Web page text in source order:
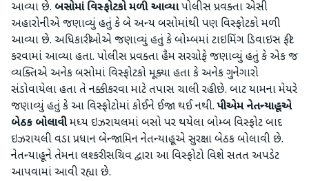
આવ્યા છે. બસોમાં વિસ્ફોટકો મળી આવ્યાપોલીસ પ્રવક્તા એસી
અહારોનીએ જણાવ્યું હતું કે બે અન્ય બસોમાંથી પણ વિસ્ફોટકો મળી
આવ્યા છે. અધિકારીઓએ જણાવ્યું હતું કે બોમ્બમાં ટાઇમિંગ ડિવાઇસ ફીટ
કરવામાં આવ્યા હતા. પોલીસ પ્રવક્તા હૈમ સરગ્રોફે જણાવ્યું હતું કે એક જ
વ્યક્તિએ અનેક બસોમાં વિસ્ફોટકો મૂક્યા હતા કે અનેક ગુનેગારો
સંડોવાયેલા હતા તે નક્કી કરવા માટે તપાસ ચાલી રહી છે. બાટ યામના મેયરે
જણાવ્યું હતું કે આ વિસ્ફોટોમાં કોઈને ઈજા થઈ નથી.પીએમ નેતન્યાહૂએ
બેઠક બોલાવીમધ્ય ઇઝરાયલમાં બસો પર થયેલા બોમ્બ વિસ્ફોટ બાદ
ઇઝરાયલી વડા પ્રધાન બેન્જામિન નેતન્યાહૂએ સુરક્ષા બેઠક બોલાવી છે.
નેતન્યાહૂને તેમના લશ્કરી સચિવ દ્વારા આ વિસ્ફોટો વિશે સતત અપડેટ
આપવામાં આવી રહ્યા છે.